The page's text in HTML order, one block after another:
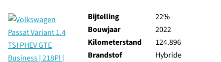
Bijtelling
22%
Bouwjaar
2022
Kilometerstand
124.896
Brandstof
Hybride